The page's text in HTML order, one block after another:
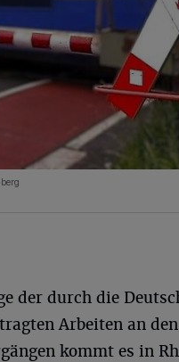
der durch die
Arbeiten an den
kommt es in